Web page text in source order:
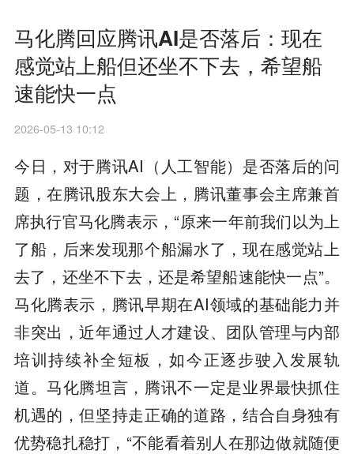
马化腾回应腾讯AI是否落后：现在
感觉站上船但还坐不下去，希望船
速能快一点
2026-05-13 10:12
今日，对于腾讯AI（人工智能）是否落后的问
题，在腾讯股东大会上，腾讯董事会主席兼首
席执行官马化腾表示，“原来一年前我们以为上
了船，后来发现那个船漏水了，现在感觉站上
去了，还坐不下去，还是希望船速能快一点”。
马化腾表示，腾讯早期在AI领域的基础能力并
非突出，近年通过人才建设、团队管理与内部
培训持续补全短板，如今正逐步驶入发展轨
道。马化腾坦言，腾讯不一定是业界最快抓住
机遇的，但坚持走正确的道路，结合自身独有
优势稳扎稳打，“不能看着别人在那边做就随便